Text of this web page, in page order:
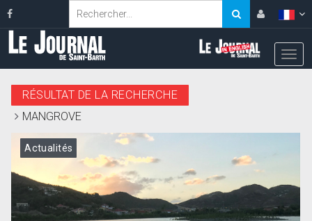
RÉSULTAT DE LA RECHERCHE
MANGROVE
Actualités